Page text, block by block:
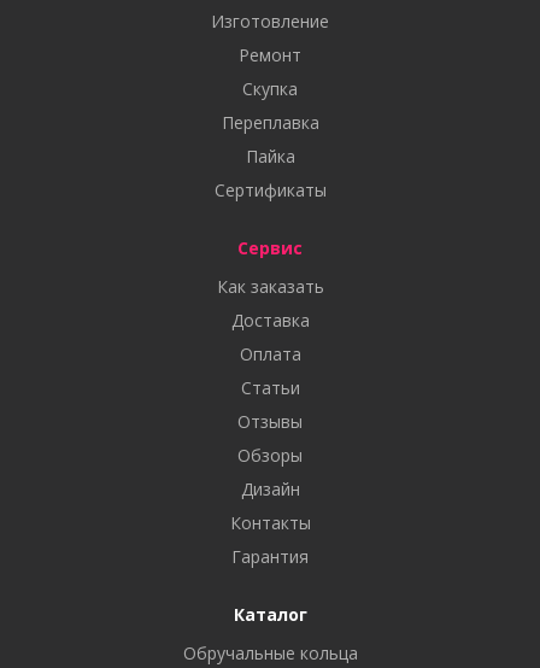
Изготовление
Ремонт
Скупка
Переплавка
Пайка
Сертификаты
Сервис
Как заказать
Доставка
Оплата
Статьи
Отзывы
Обзоры
Дизайн
Контакты
Гарантия
Каталог
Обручальные кольца